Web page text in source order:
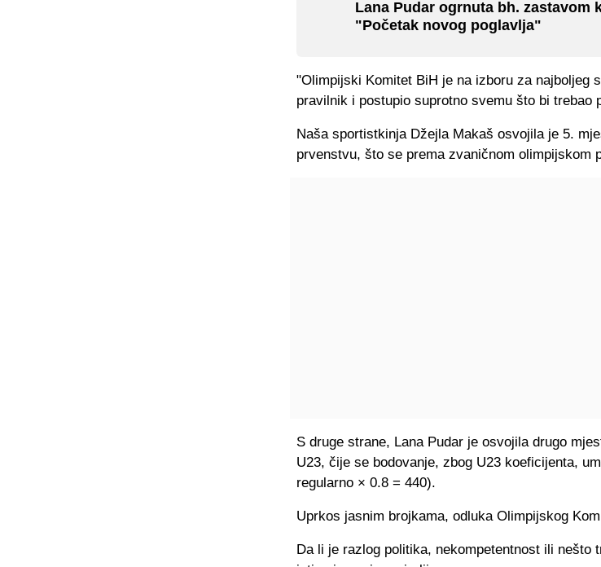
Lana Pudar ogrnuta bh. zastavom
"Početak novog poglavlja"
"Olimpijski Komitet BiH je na izboru za najboljeg
pravilnik i postupio suprotno svemu što bi trebao
Naša sportistkinja Džejla Makaš osvojila je 5.
prvenstvu, što se prema zvaničnom olimpijskom
S druge strane, Lana Pudar je osvojila drugo
U23, čije se bodovanje, zbog U23 koeficijenta,
regularno × 0.8 = 440).
Uprkos jasnim brojkama, odluka Olimpijskog
Da li je razlog politika, nekompetentnost ili nešto